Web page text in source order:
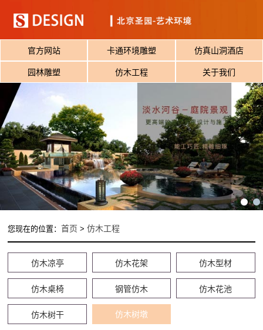
官方网站 卡通环境雕塑 仿真山洞酒店
园林雕塑 仿木工程 关于我们
您现在的位置：首页 >仿木工程
仿木凉亭 仿木花架 仿木型材
仿木桌椅 钢管仿木 仿木花池
仿木树干 仿木树墩